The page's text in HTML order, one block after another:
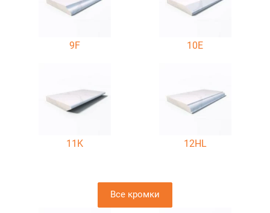
9F 10E
11K 12HL
Все кромки